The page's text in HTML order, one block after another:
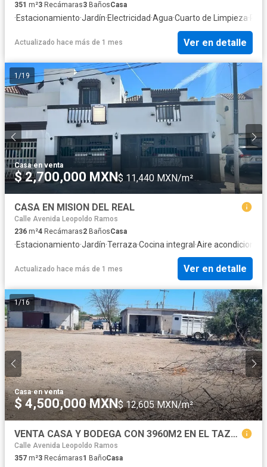
351 m²3 Recámaras3 BañosCasa
·Estacionamiento·Jardín·Electricidad·Agua·Cuarto de Limpieza·
Actualizado hace más de 1 mes Ver en detalle
1/19
Casa·en venta
$ 2,700,000 MXN$ 11,440 MXN/m²
CASA EN MISION DEL REAL
Calle Avenida Leopoldo Ramos
236 m²4 Recámaras2 BañosCasa
·Estacionamiento·Jardín·Terraza·Cocina integral ·Aire
Actualizado hace más de 1 mes Ver en detalle
1/16
Casa·en venta
$ 4,500,000 MXN$ 12,605 MXN/m²
VENTA CASA Y BODEGA CON 3960M2 EN EL TAZAJAL $4500,000
Calle Avenida Leopoldo Ramos
357 m²3 Recámaras1 BañoCasa